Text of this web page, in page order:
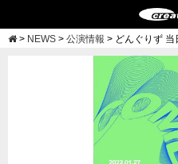
> NEWS > 公演情報 > どんぐりず